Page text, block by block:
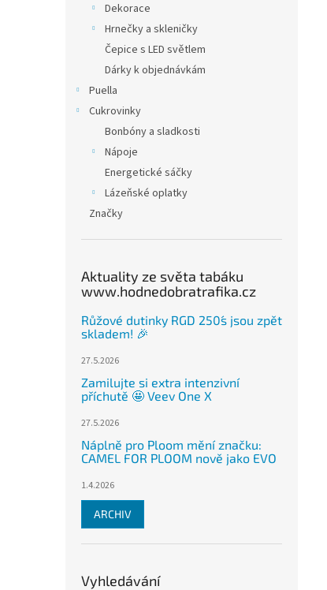
Dekorace
Hrnečky a skleničky
Čepice s LED světlem
Dárky k objednávkám
Puella
Cukrovinky
Bonbóny a sladkosti
Nápoje
Energetické sáčky
Lázeňské oplatky
Značky
Aktuality ze světa tabáku
www.hodnedobratrafika.cz
Růžové dutinky RGD 250´s jsou zpět
skladem! 🎉
27.5.2026
Zamilujte si extra intenzivní
příchutě 🤩 Veev One X
27.5.2026
Náplně pro Ploom mění značku:
CAMEL FOR PLOOM nově jako EVO
1.4.2026
ARCHIV
Vyhledávání